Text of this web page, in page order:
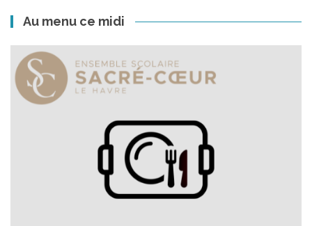
Au menu ce midi